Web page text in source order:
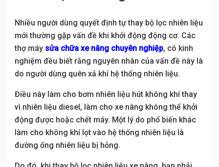
Nhiều người dùng quyết định tự thay bộ lọc nhiên liệu
mới thường gặp vấn đề khi khởi động động cơ. Các
thợ máy sửa chữa xe nâng chuyên nghiệp, có kinh
nghiệm đều biết rằng nguyên nhân của vấn đề này là
do người dùng quên xả khí hệ thống nhiên liệu.
Điều này làm cho bơm nhiên liệu hút không khí thay
vì nhiên liệu diesel, làm cho xe nâng không thể khởi
động được hoặc chết máy. Một lý do phổ biến khác
làm cho không khí lọt vào hệ thống nhiên liệu là
đường ống nhiên liệu bị hỏng.